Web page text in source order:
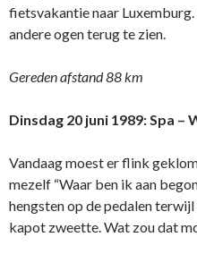
fietsvakantie naar
andere ogen terug te zien.
Gereden afstand 88 km
Dinsdag 20 juni 1989:Spa –
Vandaag moest er flink
mezelf “Waar ben ik aan
hengsten op de pedalen
kapot zweette. Wat zou dat